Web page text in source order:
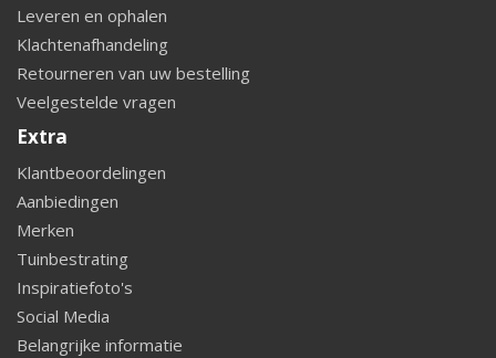
Leveren en ophalen
Klachtenafhandeling
Retourneren van uw bestelling
Veelgestelde vragen
Extra
Klantbeoordelingen
Aanbiedingen
Merken
Tuinbestrating
Inspiratiefoto's
Social Media
Belangrijke informatie